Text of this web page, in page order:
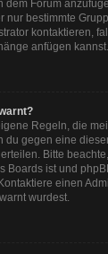
dem Forum
nur bestimmte
kontaktieren,
anfügen kannst.
Regeln, die
du gegen eine
Bitte
Boards ist und
einen
wurdest.